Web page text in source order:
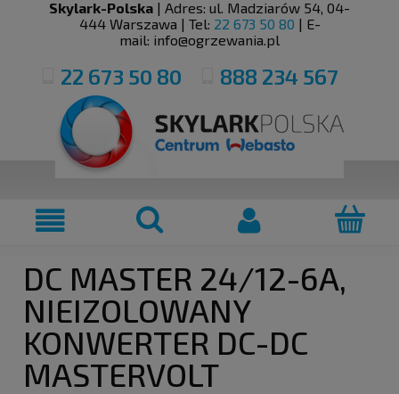
Skylark-Polska | Adres: ul. Madziarów 54, 04-
444 Warszawa | Tel: 22 673 50 80 | E-
mail: info@ogrzewania.pl
22 673 50 80 888 234 567
DC MASTER 24/12-6A,
NIEIZOLOWANY
KONWERTER DC-DC
MASTERVOLT